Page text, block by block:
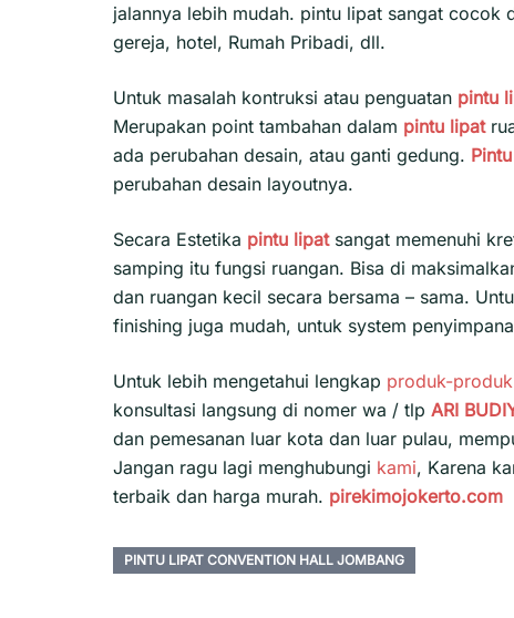
jalannya lebih mudah. pintu lipat sangat cocok
gereja, hotel, Rumah Pribadi, dll.
Untuk masalah kontruksi atau penguatan pintu
Merupakan point tambahan dalam pintu lipat
ada perubahan desain, atau ganti gedung.
perubahan desain layoutnya.
Secara Estetika pintu lipat sangat memenuhi
samping itu fungsi ruangan. Bisa di
dan ruangan kecil secara bersama – sama.
finishing juga mudah, untuk system
Untuk lebih mengetahui lengkap produk-produk
konsultasi langsung di nomer wa / tlp ARI
dan pemesanan luar kota dan luar pulau,
Jangan ragu lagi menghubungi kami, Karena
terbaik dan harga murah. pirekimojokerto.com
PINTU LIPAT CONVENTION HALL JOMBANG